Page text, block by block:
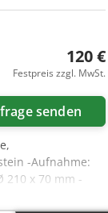
120 €
Festpreis zzgl. MwSt.
senden
-Aufnahme:
210 x 70 mm -